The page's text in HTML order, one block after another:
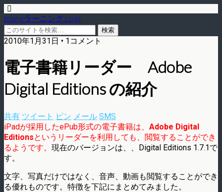
blog.eラーニング.co.jp
2010年1月31日 • 1コメント
電子書籍リーダー Adobe
Digital Editions の紹介
共有 ツイート ピン メール SMS
iPadが採用したePub形式の電子書籍は、 Adobe Digital
Editionsというリーダーを利用しても、閲覧することができ
るようです。 現在のバージョンは、、Digital Editions 1.7.1で
す。
文字、写真だけではなく、音声、動画も閲覧することができ
る優れものです。特徴を下記にまとめてみました。